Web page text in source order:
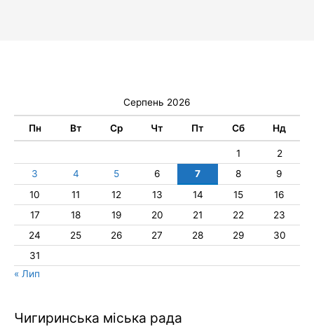
Серпень 2026
Пн Вт Ср Чт Пт Сб Нд
1
2
3
4 5 6 7 8
9
10
11 12 13 14 15
16
17
18 19 20 21 22
23
24
25 26 27 28 29
30
31
« Лип
Чигиринська міська рада